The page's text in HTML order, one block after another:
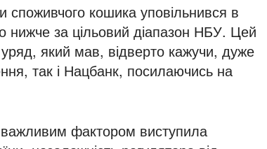
споживчого кошика уповільнився в
за цільовий діапазон НБУ. Цей
який мав, відверто кажучи, дуже
так і Нацбанк, посилаючись на
фактором виступила